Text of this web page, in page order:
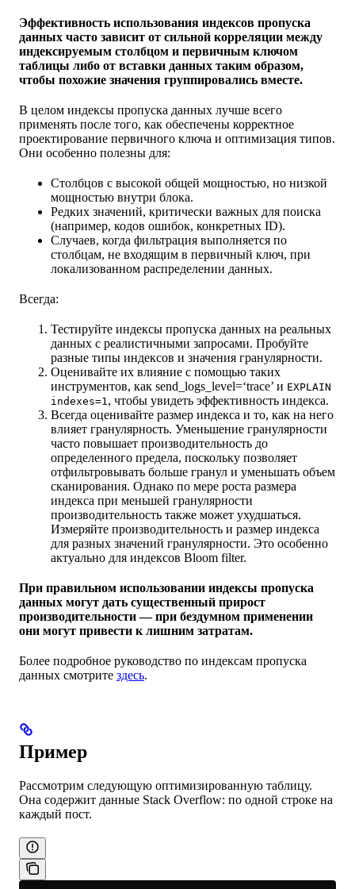
Эффективность использования индексов пропуска
данных часто зависит от сильной корреляции между
индексируемым столбцом и первичным ключом
таблицы либо от вставки данных таким образом,
чтобы похожие значения группировались вместе.
В целом индексы пропуска данных лучше всего
применять после того, как обеспечены корректное
проектирование первичного ключа и оптимизация типов.
Они особенно полезны для:
Столбцов с высокой общей мощностью, но низкой
мощностью внутри блока.
Редких значений, критически важных для поиска
(например, кодов ошибок, конкретных ID).
Случаев, когда фильтрация выполняется по
столбцам, не входящим в первичный ключ, при
локализованном распределении данных.
Всегда:
Тестируйте индексы пропуска данных на реальных
данных с реалистичными запросами. Пробуйте
разные типы индексов и значения гранулярности.
Оценивайте их влияние с помощью таких
инструментов, как send_logs_level=‘trace’ и EXPLAIN
indexes=1 , чтобы увидеть эффективность индекса.
Всегда оценивайте размер индекса и то, как на него
влияет гранулярность. Уменьшение гранулярности
часто повышает производительность до
определенного предела, поскольку позволяет
отфильтровывать больше гранул и уменьшать объем
сканирования. Однако по мере роста размера
индекса при меньшей гранулярности
производительность также может ухудшаться.
Измеряйте производительность и размер индекса
для разных значений гранулярности. Это особенно
актуально для индексов Bloom filter.
При правильном использовании индексы пропуска
данных могут дать существенный прирост
производительности — при бездумном применении
они могут привести к лишним затратам.
Более подробное руководство по индексам пропуска
данных смотрите здесь.
Пример
Рассмотрим следующую оптимизированную таблицу.
Она содержит данные Stack Overflow: по одной строке на
каждый пост.